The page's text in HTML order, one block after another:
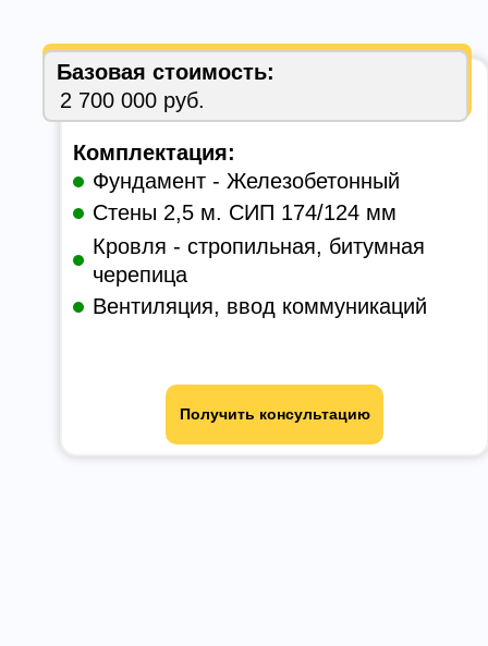
Комплектация:
Фундамент - Железобетонный
Стены 2,5 м. СИП 174/124 мм
Кровля - стропильная, битумная
черепица
Вентиляция, ввод коммуникаций
Получить консультацию
2 700 000 руб.
Базовая стоимость: